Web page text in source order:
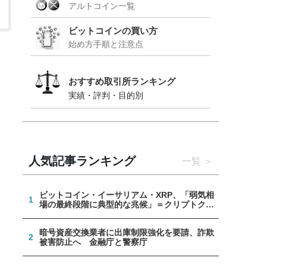
アルトコイン一覧
ビットコインの買い方
始め方手順と注意点
おすすめ取引所ランキング
実績・評判・目的別
人気記事ランキング 一覧
1
ビットコイン・イーサリアム・XRP、「弱気相
場の最終段階に典型的な兆候」＝クリプトクア
2
暗号資産交換業者に出庫制限強化を要請、詐欺
被害防止へ 金融庁と警察庁